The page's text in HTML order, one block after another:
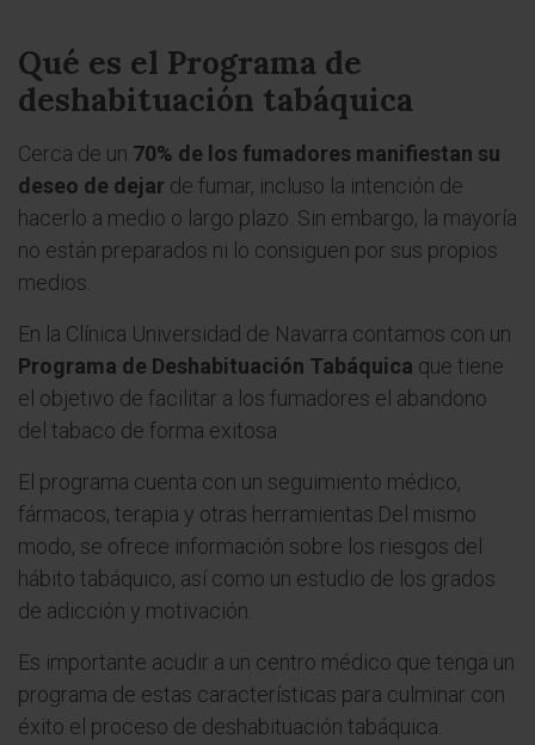
Qué es el Programa de
deshabituación tabáquica
Cerca de un 70% de los fumadores manifiestan su
deseo de dejar de fumar, incluso la intención de
hacerlo a medio o largo plazo. Sin embargo, la mayoría
no están preparados ni lo consiguen por sus propios
medios.
En la Clínica Universidad de Navarra contamos con un
Programa de Deshabituación Tabáquica que tiene
el objetivo de facilitar a los fumadores el abandono
del tabaco de forma exitosa.
El programa cuenta con un seguimiento médico,
fármacos, terapia y otras herramientas.Del mismo
modo, se ofrece información sobre los riesgos del
hábito tabáquico, así como un estudio de los grados
de adicción y motivación.
Es importante acudir a un centro médico que tenga un
programa de estas características para culminar con
éxito el proceso de deshabituación tabáquica.